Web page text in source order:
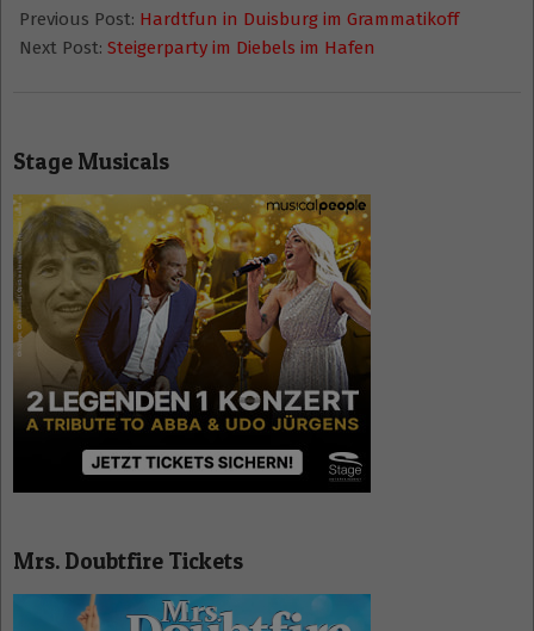
01-
25
Previous Post: Hardtfun in Duisburg im Grammatikoff
Next Post: Steigerparty im Diebels im Hafen
Stage Musicals
Mrs. Doubtfire Tickets